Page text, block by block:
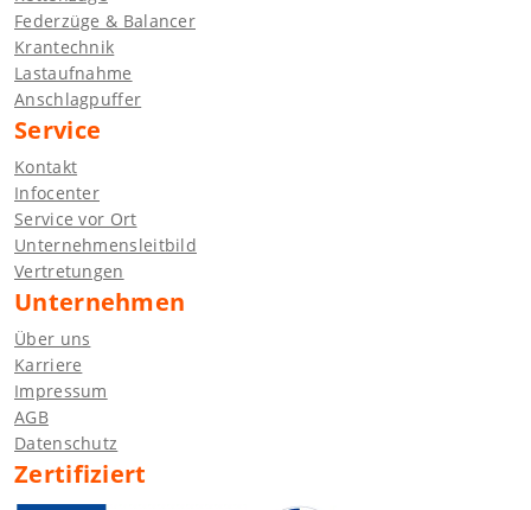
Federzüge & Balancer
Krantechnik
Lastaufnahme
Anschlagpuffer
Service
Kontakt
Infocenter
Service vor Ort
Unternehmensleitbild
Vertretungen
Unternehmen
Über uns
Karriere
Impressum
AGB
Datenschutz
Zertifiziert